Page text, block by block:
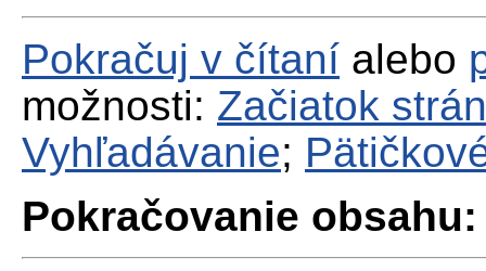
Pokračuj v čítaní alebo
možnosti: Začiatok
Vyhľadávanie;
Pokračovanie obsahu: